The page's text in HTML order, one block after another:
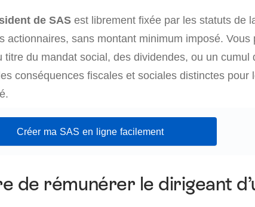
de SAS est librement fixée par les statuts de
actionnaires, sans montant minimum imposé. Vous
titre du mandat social, des dividendes, ou un cumul
conséquences fiscales et sociales distinctes pour
Créer ma SAS en ligne facilement
de rémunérer le dirigeant